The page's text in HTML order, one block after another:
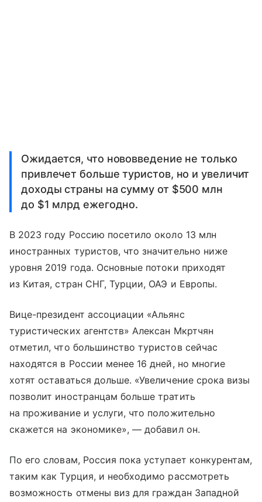
Ожидается, что нововведение не только
привлечет больше туристов, но и увеличит
доходы страны на сумму от $500 млн
до $1 млрд ежегодно.
В 2023 году Россию посетило около 13 млн
иностранных туристов, что значительно ниже
уровня 2019 года. Основные потоки приходят
из Китая, стран СНГ, Турции, ОАЭ и Европы.
Вице-президент ассоциации «Альянс
туристических агентств» Алексан Мкртчян
отметил, что большинство туристов сейчас
находятся в России менее 16 дней, но многие
хотят оставаться дольше. «Увеличение срока визы
позволит иностранцам больше тратить
на проживание и услуги, что положительно
скажется на экономике», — добавил он.
По его словам, Россия пока уступает конкурентам,
таким как Турция, и необходимо рассмотреть
возможность отмены виз для граждан Западной